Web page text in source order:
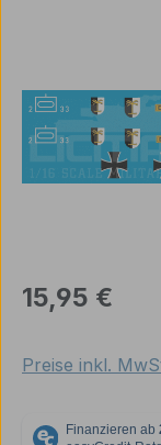
Regulärer Preis:
15,95 €
Preise inkl.